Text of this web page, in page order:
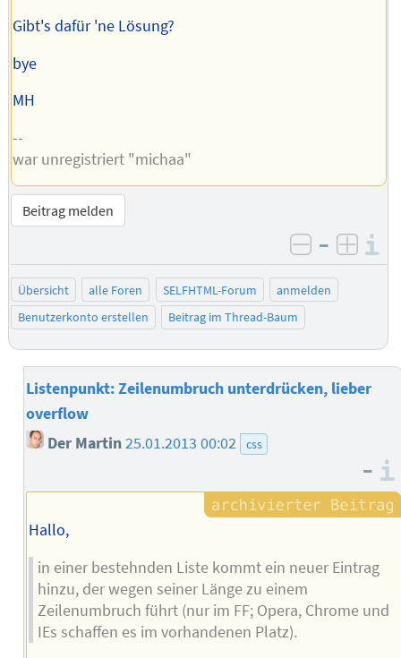
Gibt's dafür 'ne Lösung?
bye
MH
--
war unregistriert "michaa"
Beitrag melden
negativ
–
Übersicht alle Foren SELFHTML-Forum
anmelden
Benutzerkonto erstellen
Beitrag im Thread-Baum
Listenpunkt: Zeilenumbruch unterdrücken, lieber
overflow
Der Martin25.01.2013 00:02 css
–
Hallo,
in einer bestehnden Liste kommt ein neuer Eintrag
hinzu, der wegen seiner Länge zu einem
Zeilenumbruch führt (nur im FF; Opera, Chrome und
IEs schaffen es im vorhandenen Platz).